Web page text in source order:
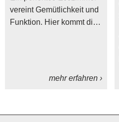
vereint Gemütlichkeit und
Funktion. Hier kommt die
mehr erfahren ›